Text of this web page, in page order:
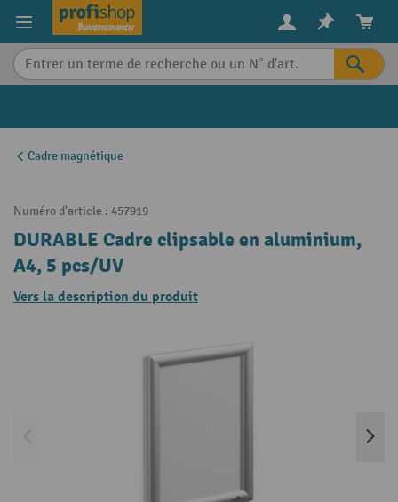
content
Cadre magnétique
Numéro d'article : 457919
DURABLE Cadre clipsable en aluminium,
A4, 5 pcs/UV
Vers la description du produit